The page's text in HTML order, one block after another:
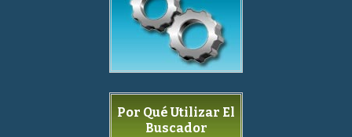
Por Qué Utilizar El
Buscador